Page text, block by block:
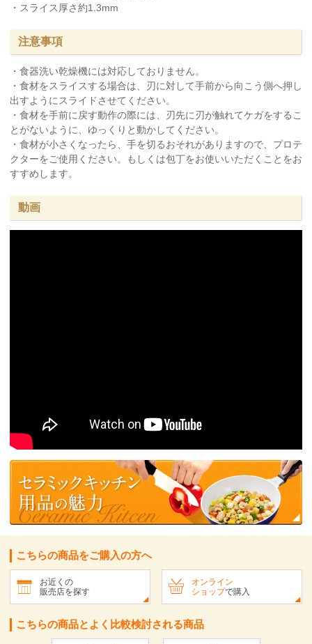
・スライス厚さ約1.3mm
注意事項
・食器洗い乾燥機には対応しておりません。
・食材をスライスする場合は、刃に対して手前から向こう側へ押し
出すようにスライドさせてください。
・食材を手前に戻す動作の際には、刃先に刃が触れてケガをするこ
とがないように、ゆっくりと動かしてください。
・食材が小さくなったら、手を切るおそれがありますので、プロテ
クターをご使用ください。もしくは包丁をお使いいただくことをお
すすめします。
動画
こちらの商品をご購入の方へ
お近くの
販売店を探す
オンライン
ショップで購入
こちらの商品とよく比較検討される商品